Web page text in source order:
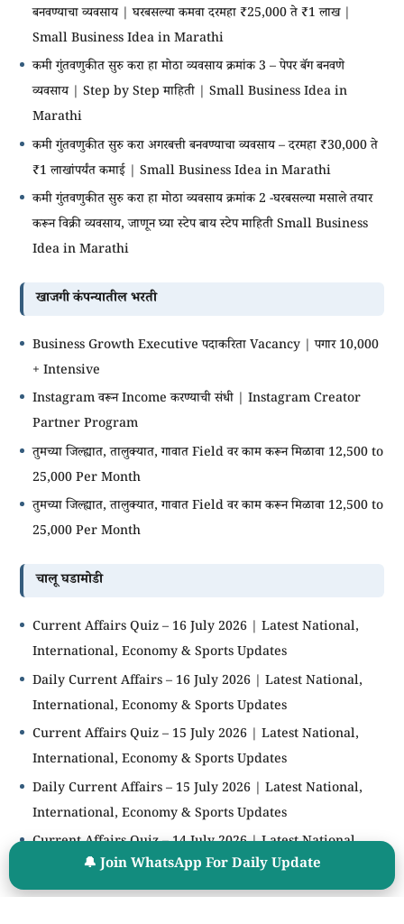
🔔 Join WhatsApp For Daily Update
बनवण्याचा व्यवसाय | घरबसल्या कमवा दरमहा ₹25,000 ते ₹1 लाख |
Small Business Idea in Marathi
कमी गुंतवणुकीत सुरु करा हा मोठा व्यवसाय क्रमांक 3 – पेपर बॅग बनवणे
व्यवसाय | Step by Step माहिती | Small Business Idea in
Marathi
कमी गुंतवणुकीत सुरु करा अगरबत्ती बनवण्याचा व्यवसाय – दरमहा ₹30,000 ते
₹1 लाखांपर्यंत कमाई | Small Business Idea in Marathi
कमी गुंतवणुकीत सुरु करा हा मोठा व्यवसाय क्रमांक 2 -घरबसल्या मसाले तयार
करून विक्री व्यवसाय, जाणून घ्या स्टेप बाय स्टेप माहिती Small Business
Idea in Marathi
खाजगी कंपन्यातील भरती
Business Growth Executive पदाकरिता Vacancy | पगार 10,000
+ Intensive
Instagram वरून Income करण्याची संधी | Instagram Creator
Partner Program
तुमच्या जिल्ह्यात, तालुक्यात, गावात Field वर काम करून मिळावा 12,500 to
25,000 Per Month
तुमच्या जिल्ह्यात, तालुक्यात, गावात Field वर काम करून मिळावा 12,500 to
25,000 Per Month
चालू घडामोडी
Current Affairs Quiz – 16 July 2026 | Latest National,
International, Economy & Sports Updates
Daily Current Affairs – 16 July 2026 | Latest National,
International, Economy & Sports Updates
Current Affairs Quiz – 15 July 2026 | Latest National,
International, Economy & Sports Updates
Daily Current Affairs – 15 July 2026 | Latest National,
International, Economy & Sports Updates
Current Affairs Quiz – 14 July 2026 | Latest National,
International, Economy & Sports Updates